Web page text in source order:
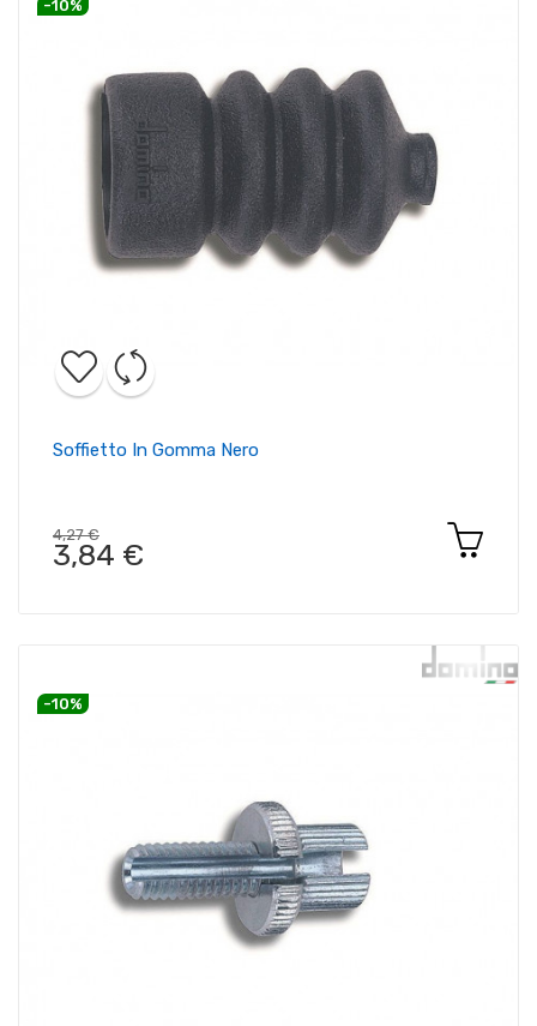
-10%
Soffietto In Gomma Nero
4,27 €
3,84 €
-10%